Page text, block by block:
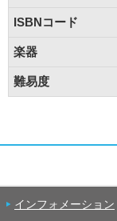
ISBNコード
楽器
難易度
インフォメーション